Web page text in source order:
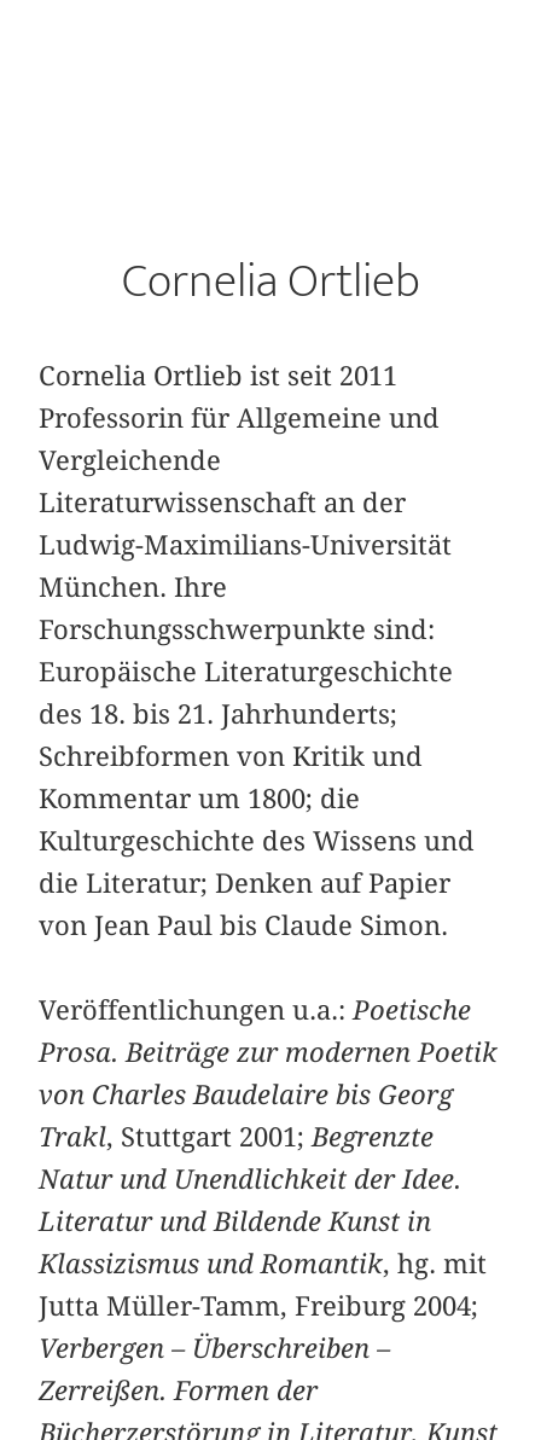
Cornelia Ortlieb
Cornelia Ortlieb ist seit 2011
Professorin für Allgemeine und
Vergleichende
Literaturwissenschaft an der
Ludwig-Maximilians-Universität
München. Ihre
Forschungsschwerpunkte sind:
Europäische Literaturgeschichte
des 18. bis 21. Jahrhunderts;
Schreibformen von Kritik und
Kommentar um 1800; die
Kulturgeschichte des Wissens und
die Literatur; Denken auf Papier
von Jean Paul bis Claude Simon.
Veröffentlichungen u.a.:Poetische
Prosa. Beiträge zur modernen Poetik
von Charles Baudelaire bis Georg
Trakl, Stuttgart 2001;Begrenzte
Natur und Unendlichkeit der Idee.
Literatur und Bildende Kunst in
Klassizismus und Romantik, hg. mit
Jutta Müller-Tamm, Freiburg 2004;
Verbergen – Überschreiben –
Zerreißen. Formen der
Bücherzerstörung in Literatur, Kunst